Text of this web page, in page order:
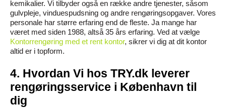
kemikalier. Vi tilbyder også en række andre tjenester, såsom
gulvpleje, vinduespudsning og andre rengøringsopgaver. Vores
personale har større erfaring end de fleste. Ja mange har
været med siden 1988, altså 35 års erfaring. Ved at vælge
Kontorrengøring med et rent kontor, sikrer vi dig at dit kontor
altid er i topform.
4. Hvordan Vi hos TRY.dk leverer
rengøringsservice i København til
dig